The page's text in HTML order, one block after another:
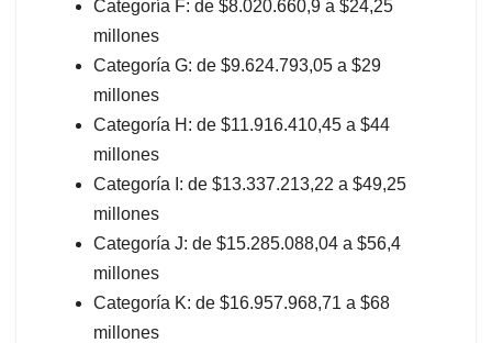
Categoría F: de $8.020.660,9 a $24,25
millones
Categoría G: de $9.624.793,05 a $29
millones
Categoría H: de $11.916.410,45 a $44
millones
Categoría I: de $13.337.213,22 a $49,25
millones
Categoría J: de $15.285.088,04 a $56,4
millones
Categoría K: de $16.957.968,71 a $68
millones